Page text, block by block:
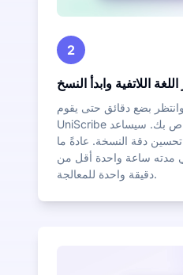
2
اللاتفية وابدأ النسخ
بضع دقائق حتى يقوم
UniScribe بمعالجة ملف الصوت الخاص بك. سيساعد
تحسين دقة النسخة. عادةً ما
ساعة واحدة أقل من
دقيقة واحدة للمعالجة.